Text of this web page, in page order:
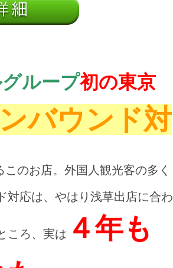
ループ初の東京
バウンド対
のお店。外国人観光客の多く
対応は、やはり浅草出店に合わ
ころ、実は ４年も